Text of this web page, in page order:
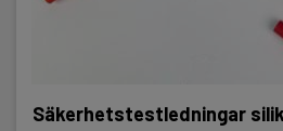
Säkerhetstestledningar